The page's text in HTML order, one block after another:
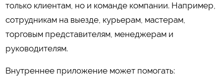
только клиентам, но и команде компании. Например,
сотрудникам на выезде, курьерам, мастерам,
торговым представителям, менеджерам и
руководителям.
Внутреннее приложение может помогать: